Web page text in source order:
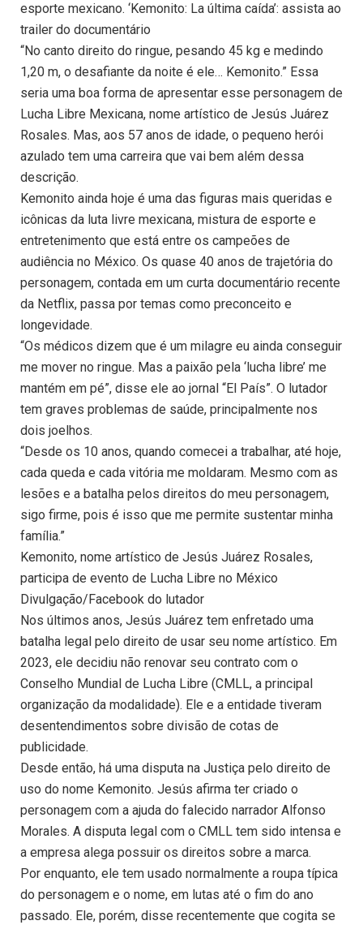
esporte mexicano. ‘Kemonito: La última caída’: assista ao
trailer do documentário
“No canto direito do ringue, pesando 45 kg e medindo
1,20 m, o desafiante da noite é ele… Kemonito.” Essa
seria uma boa forma de apresentar esse personagem de
Lucha Libre Mexicana, nome artístico de Jesús Juárez
Rosales. Mas, aos 57 anos de idade, o pequeno herói
azulado tem uma carreira que vai bem além dessa
descrição.
Kemonito ainda hoje é uma das figuras mais queridas e
icônicas da luta livre mexicana, mistura de esporte e
entretenimento que está entre os campeões de
audiência no México. Os quase 40 anos de trajetória do
personagem, contada em um curta documentário recente
da Netflix, passa por temas como preconceito e
longevidade.
“Os médicos dizem que é um milagre eu ainda conseguir
me mover no ringue. Mas a paixão pela ‘lucha libre’ me
mantém em pé”, disse ele ao jornal “El País”. O lutador
tem graves problemas de saúde, principalmente nos
dois joelhos.
“Desde os 10 anos, quando comecei a trabalhar, até hoje,
cada queda e cada vitória me moldaram. Mesmo com as
lesões e a batalha pelos direitos do meu personagem,
sigo firme, pois é isso que me permite sustentar minha
família.”
Kemonito, nome artístico de Jesús Juárez Rosales,
participa de evento de Lucha Libre no México
Divulgação/Facebook do lutador
Nos últimos anos, Jesús Juárez tem enfretado uma
batalha legal pelo direito de usar seu nome artístico. Em
2023, ele decidiu não renovar seu contrato com o
Conselho Mundial de Lucha Libre (CMLL, a principal
organização da modalidade). Ele e a entidade tiveram
desentendimentos sobre divisão de cotas de
publicidade.
Desde então, há uma disputa na Justiça pelo direito de
uso do nome Kemonito. Jesús afirma ter criado o
personagem com a ajuda do falecido narrador Alfonso
Morales. A disputa legal com o CMLL tem sido intensa e
a empresa alega possuir os direitos sobre a marca.
Por enquanto, ele tem usado normalmente a roupa típica
do personagem e o nome, em lutas até o fim do ano
passado. Ele, porém, disse recentemente que cogita se